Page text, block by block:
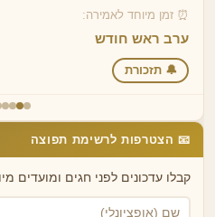
⏰ זמן מיוחד לאמירה:
ערב ראש חודש
🔔 תזכורת
📧 הצטרפות לרשימת תפוצה
קבלו עדכונים לפני חגים ומועדים